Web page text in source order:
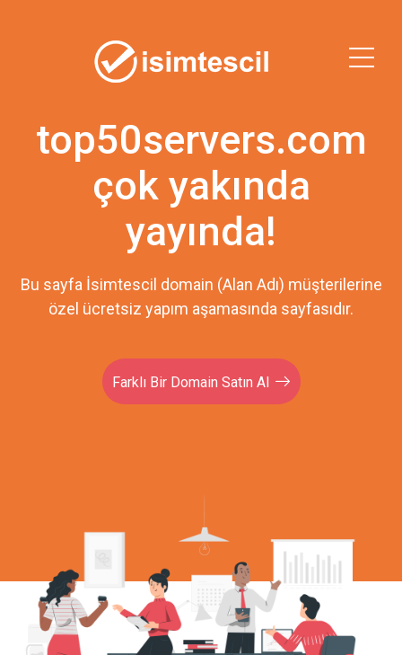
top50servers.com
çok yakında
yayında!
Bu sayfa İsimtescil domain (Alan Adı) müşterilerine
özel ücretsiz yapım aşamasında sayfasıdır.
Farklı Bir Domain Satın Al